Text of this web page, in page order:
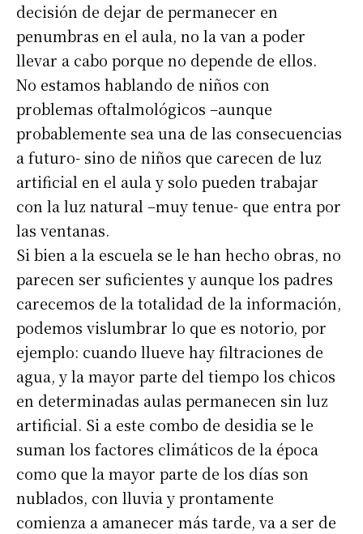
decisión de dejar de permanecer en
penumbras en el aula, no la van a poder
llevar a cabo porque no depende de ellos.
No estamos hablando de niños con
problemas oftalmológicos –aunque
probablemente sea una de las consecuencias
a futuro- sino de niños que carecen de luz
artificial en el aula y solo pueden trabajar
con la luz natural –muy tenue- que entra por
las ventanas.
Si bien a la escuela se le han hecho obras, no
parecen ser suficientes y aunque los padres
carecemos de la totalidad de la información,
podemos vislumbrar lo que es notorio, por
ejemplo: cuando llueve hay filtraciones de
agua, y la mayor parte del tiempo los chicos
en determinadas aulas permanecen sin luz
artificial. Si a este combo de desidia se le
suman los factores climáticos de la época
como que la mayor parte de los días son
nublados, con lluvia y prontamente
comienza a amanecer más tarde, va a ser de